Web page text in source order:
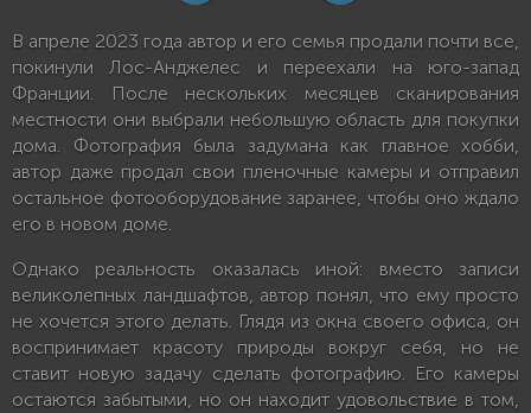
В апреле 2023 года автор и его семья продали почти все,
покинули Лос-Анджелес и переехали на юго-запад
Франции. После нескольких месяцев сканирования
местности они выбрали небольшую область для покупки
дома. Фотография была задумана как главное хобби,
автор даже продал свои пленочные камеры и отправил
остальное фотооборудование заранее, чтобы оно ждало
его в новом доме.
Однако реальность оказалась иной: вместо записи
великолепных ландшафтов, автор понял, что ему просто
не хочется этого делать. Глядя из окна своего офиса, он
воспринимает красоту природы вокруг себя, но не
ставит новую задачу сделать фотографию. Его камеры
остаются забытыми, но он находит удовольствие в том,